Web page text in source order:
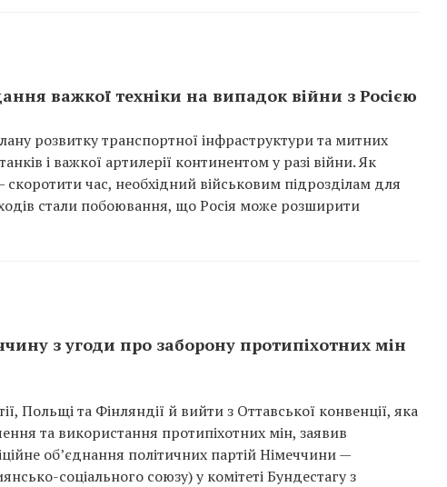
важкої техніки на випадок війни з Росією
розвитку транспортної інфраструктури та митних
і важкої артилерії континентом у разі війни. Як
час, необхідний військовим підрозділам для
стали побоювання, що Росія може розширити
з угоди про заборону протипіхотних мін
Польщі та Фінляндії й вийти з Оттавської конвенції, яка
та використання протипіхотних мін, заявив
об’єднання політичних партій Німеччини —
соціального союзу) у комітеті Бундестагу з